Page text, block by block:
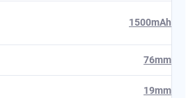
1500mAh
76mm
19mm